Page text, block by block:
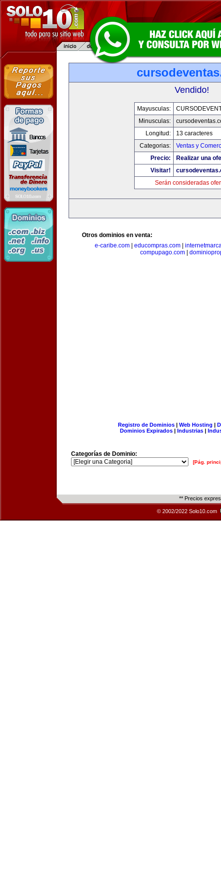
Vendido!
Mayusculas:
Minusculas:
Longitud:
13 caracteres
Categorias:
Ventas y
Precio:
Realizar una
Visitar!
Serán consideradas
Otros dominios en venta:
e-caribe.com| educompras.com|
compupago.com|
Registro de Dominios| Web Hosting |
Dominios Expirados | Industrias |
Categorías de Dominio:
[Pág.
** Precios
© 2002/2022 Solo10.com